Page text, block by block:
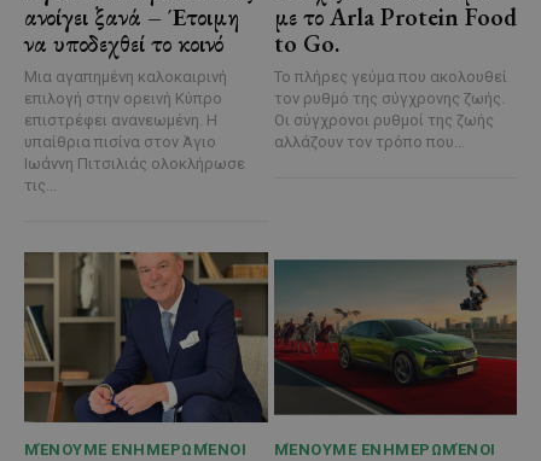
ανοίγει ξανά – Έτοιμη
να υποδεχθεί το κοινό
Μια αγαπημένη καλοκαιρινή
επιλογή στην ορεινή Κύπρο
επιστρέφει ανανεωμένη. Η
υπαίθρια πισίνα στον Άγιο
Ιωάννη Πιτσιλιάς ολοκλήρωσε
τις...
με το Arla Protein Food
to Go.
Το πλήρες γεύμα που ακολουθεί
τον ρυθμό της σύγχρονης ζωής.
Οι σύγχρονοι ρυθμοί της ζωής
αλλάζουν τον τρόπο που...
ΜΈΝΟΥΜΕ ΕΝΗΜΕΡΩΜΈΝΟΙ ΜΈΝΟΥΜΕ ΕΝΗΜΕΡΩΜΈΝΟΙ